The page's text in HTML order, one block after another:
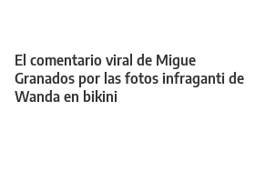
El comentario viral de Migue
Granados por las fotos infraganti de
Wanda en bikini